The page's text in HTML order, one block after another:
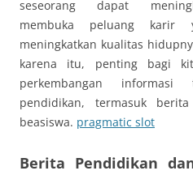
seseorang dapat
membuka peluang
meningkatkan kualitas
karena itu, penting bagi
perkembangan
pendidikan, termasuk
beasiswa. pragmatic slot
Berita Pendidikan